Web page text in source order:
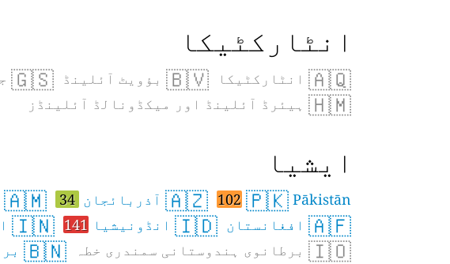
انٹارکٹیکا
🇦🇶 انٹارکٹیکا 🇧🇻 بؤویٹ آئلینڈ 🇬🇸
🇭🇲 ہیئرڈ آئلینڈ اور میکڈونالڈ آئلینڈز
ایشیا
🇵🇰 Pākistān
102
🇦🇿 آذربائجان 34
🇦🇲
🇦🇫 افغانستان 🇮🇩 انڈونیشیا 141
🇮🇳
🇮🇴 برطانوی ہندوستانی سمندری خطہ 🇧🇳